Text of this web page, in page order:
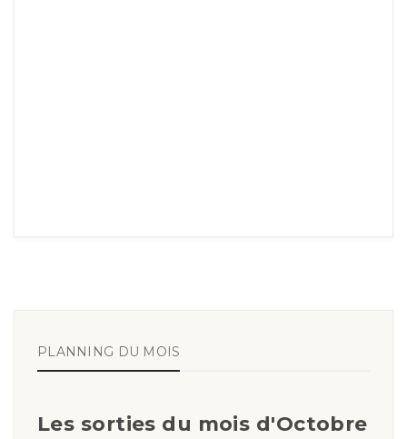
PLANNING DU MOIS
Les sorties du mois d'Octobre